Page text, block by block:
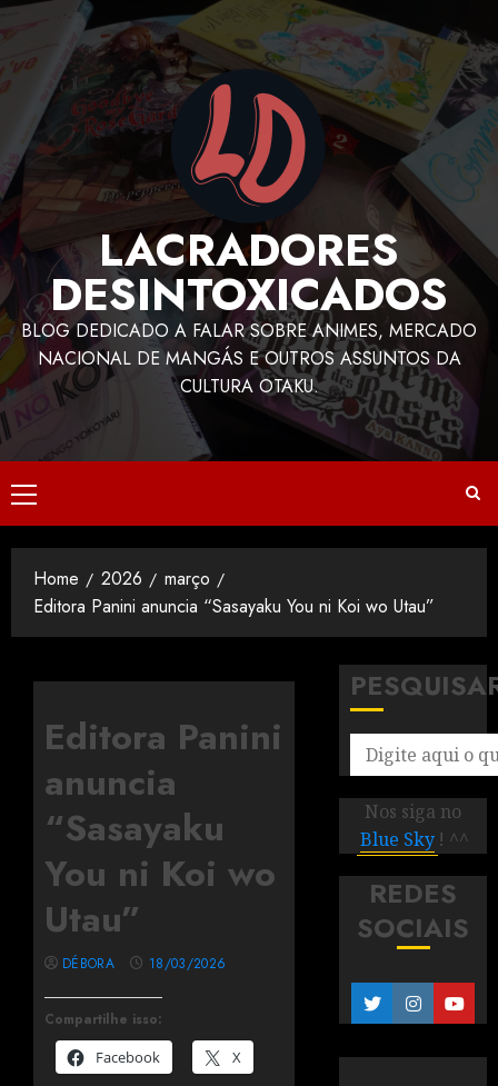
LACRADORES
DESINTOXICADOS
BLOG DEDICADO A FALAR SOBRE ANIMES, MERCADO
NACIONAL DE MANGÁS E OUTROS ASSUNTOS DA
CULTURA OTAKU.
Home 2026
março
Editora Panini anuncia “Sasayaku You ni Koi wo Utau”
Editora Panini
anuncia
“Sasayaku
You ni Koi wo
Utau”
Compartilhe isso:
Facebook
X
DÉBORA 18/03/2026
Nos siga no
Blue Sky ! ^^
REDES
SOCIAIS